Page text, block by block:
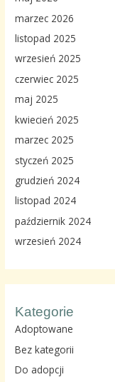
marzec 2026
listopad 2025
wrzesień 2025
czerwiec 2025
maj 2025
kwiecień 2025
marzec 2025
styczeń 2025
grudzień 2024
listopad 2024
październik 2024
wrzesień 2024
Kategorie
Adoptowane
Bez kategorii
Do adopcji